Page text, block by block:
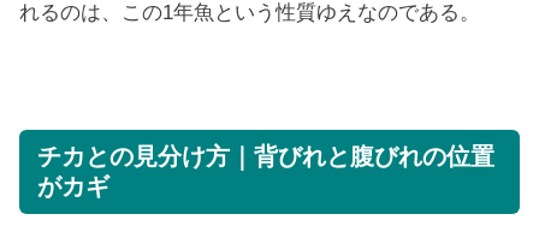
れるのは、この1年魚という性質ゆえなのである。
チカとの見分け方｜背びれと腹びれの位置
がカギ